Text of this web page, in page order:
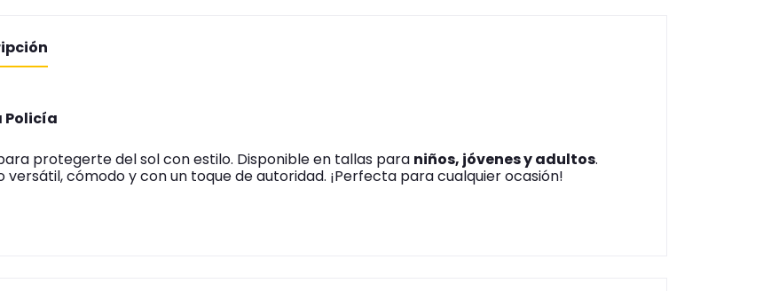
Policía
protegerte del sol con estilo. Disponible en tallas para niños, jóvenes y adultos.
versátil, cómodo y con un toque de autoridad. ¡Perfecta para cualquier ocasión!